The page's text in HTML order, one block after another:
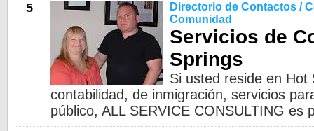
5
Directorio de Contactos /
Comunidad
Servicios de
Springs
Si usted reside en Hot
contabilidad, de inmigración, servicios
público, ALL SERVICE CONSULTING es